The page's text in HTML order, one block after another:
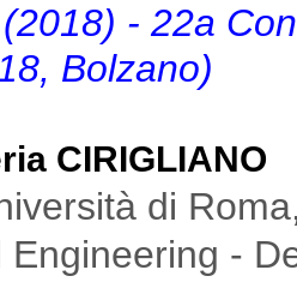
- 22a
Bolzano)
CIRIGLIANO
di
Engineering -